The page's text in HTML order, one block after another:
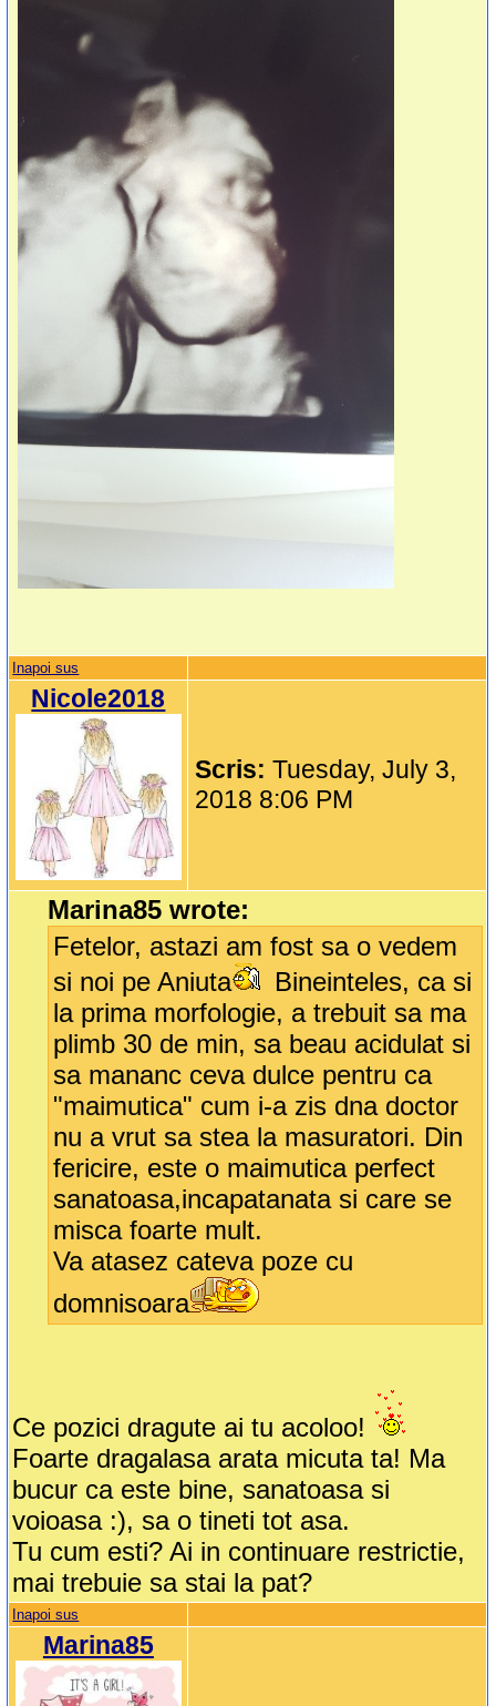
Inapoi sus
Nicole2018
Scris:Tuesday, July 3,
2018 8:06 PM
Marina85 wrote:
Fetelor, astazi am fost sa o vedem
si noi pe Aniuta
Bineinteles, ca si
la prima morfologie, a trebuit sa ma
plimb 30 de min, sa beau acidulat si
sa mananc ceva dulce pentru ca
"maimutica" cum i-a zis dna doctor
nu a vrut sa stea la masuratori. Din
fericire, este o maimutica perfect
sanatoasa,incapatanata si care se
misca foarte mult.
Va atasez cateva poze cu
domnisoara
Ce pozici dragute ai tu acoloo!
Foarte dragalasa arata micuta ta! Ma
bucur ca este bine, sanatoasa si
voioasa :), sa o tineti tot asa.
Tu cum esti? Ai in continuare restrictie,
mai trebuie sa stai la pat?
Inapoi sus
Marina85